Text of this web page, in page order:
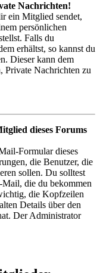
Nachrichten!
ein Mitglied sendet,
persönlichen
Falls du
erhältst, so kannst du
Dieser kann dem
Private Nachrichten zu
dieses Forums
Formular dieses
die Benutzer, die
sollen. Du solltest
die du bekommen
die Kopfzeilen
Details über den
Der Administrator